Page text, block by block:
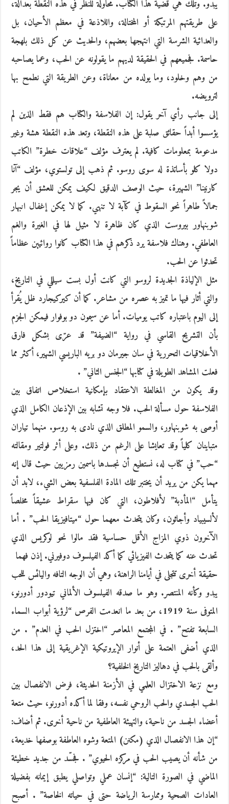
يبدو. وتلك هي قضية هذا الكتاب. محاولة للنظر في هذه النقطة بعدالة،
على طريقتهم المرتبكة أو المختالة، واللاذعة في معظم الأحيان، بل
والعدائية الشرسة التي انتهجها بعضهم، والحديث عن كل ذلك بلهجة
حاسمة. فجميعهم في الحقيقة لديهم ما يقولونه عن الحب، وعما يصاحبه
من وهم وخلود، وما يولده من معاناة، وعن الطريقة التي نطمح بها
لترويضه.
إلى جانب رأي آخر يقول: إن الفلاسفة والكتاب هم فقط الذين لم
يؤسسوا أبداً حقائق صلبة على هذه النقطة، وتعد هذه النقطة هشة وغير
مدعومة بمعلومات كافية. لم يعترف مؤلف “علاقات خطرة” الكاتب
دولا كلو بأساتذة له سوى روسو. ثم ذهب إلى تولستوي، مؤلف “آنا
كارنينا” الشهيرة، حيث الوصف الدقيق لكيف يمكن للعشق أن يجر
جمالاً طاهراً نحو السقوط في كآبة لا تنهي. كما لا يمكن إغفال انبهار
شوبنهاور بيروست الذي كان ظاهرة لا مثيل لها في الغيرة والغم
العاطفي. وهناك فلاسفة يرد ذكرهم في هذا الكتاب كانوا روائيين عظاماً
تحدثوا عن الحب.
مثل الإلياذة الجديدة لروسو التي كانت أول بست سيللي في التاريخ،
والتي أثار فيها ما تميز به عصره من مشاعر. كما أن كيركيجارد ظل يُقرأ
إلى اليوم باعتباره كاتب يوميات. أما عن سيمون دو بوفوار فيمكن الجزم
بأن التشريح القاسي في رواية “الضيفة” قد عرّى بشكل فارق
الأخلاقيات التحررية في سان جيرمان دو بريه الباريسي الشهير، أكثر مما
فعلت المشاهد الطويلة في كتابها “الجنس الثاني” .
وقد يكون من المغالطة الاعتقاد بإمكانية استخلاص اتفاق بين
الفلاسفة حول مسألة الحب. فلا وجه تشابه بين الإذعان الكامل الذي
أوصى به شوبنهاور، والسمو المطلق الذي نادى به روسو. منهما تياران
متباينان كلياً وقد تعايشا على الرغم من ذلك. وعلى أثر فولتير ومقالته
“حب” في كتاب له، نستطيع أن نجسدها باسمين رمزيين حيث قال إنه
مهما يكن من يريد أن يختبر تلك المادة الفلسفية بعض الشيء، لابد أن
يتأمل “المأدبة” لأفلاطون، التي كان فيها سقراط عشيقاً مخلصاً
لألسيبياد وأجاثون، وكان يتحدث معهما حول “ميتافيزيقا الحب” . أما
الآخرون ذوي المزاج الأقل حساسية فقد مالوا نحو لوكريس الذي
تحدث عنه كما يتحدث الفيزيائي كما أكد الفيلسوف دوفيرني. إذن فهما
حقيقة أخرى تتجلى في أيامنا الراهنة، وهي أن الوجه التافه واليائس للحب
يبدو وكأنه المنتصر. وهو ما صدقه الفيلسوف الألماني تيودور أدورنو،
المتوفى سنة 1919، من بعد ما انعدمت الفرص “لرؤية أبواب السماء
السابعة تفتح” . في المجتمع المعاصر “اختزل الحب في العدم” . من
الذي أضفى العتمة على أنوار الإيروتيكية الإغريقية إلى هذا الحد،
وألقى بالحب في دهاليز التاريخ الخلفية؟
ومع نزعة الاختزال العلمي في الأزمنة الحديثة، فرض الانفصال بين
الحب الجسدي والحب الروحي نفسه، وفقا لما أكده أدورنو، حيث متعة
أعضاء الجسد من ناحية، والتهيئة العاطفية من ناحية أخرى. ثم أضاف:
“إن هذا الانفصال الذي (مكنن) المتعة وشوه العاطفة بوصفها خديعة،
من شأنه أن يصيب الحب في مركزه الحيوي” . فجسّد من جديد خطيئة
الماضي في الصورة التالية: “إنسان عملي وتواصلي يطبق إيمانه بفضيلة
العادات الصحية وممارسة الرياضة حتى في حياته الخاصة” . أصبح